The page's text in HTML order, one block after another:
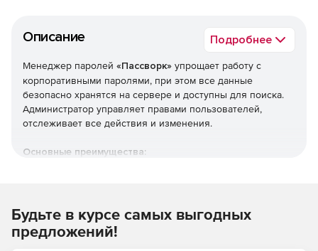
Описание Подробнее
Менеджер паролей «Пассворк» упрощает работу с
корпоративными паролями, при этом все данные
безопасно хранятся на сервере и доступны для поиска.
Администратор управляет правами пользователей,
отслеживает все действия и изменения.
Основные преимущества:
Удобное управление пользователями и
Будьте в курсе самых выгодных
предложений!